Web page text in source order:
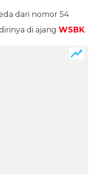
dari nomor 54
di ajang WSBK.